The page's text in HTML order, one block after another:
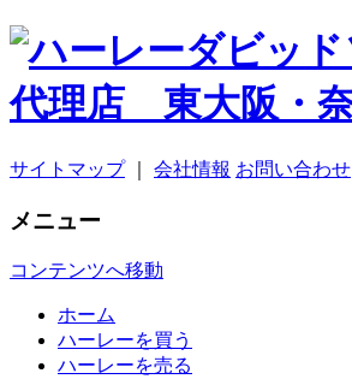
サイトマップ｜ 会社情報 お問い合わせ
メニュー
コンテンツへ移動
ホーム
ハーレーを買う
ハーレーを売る